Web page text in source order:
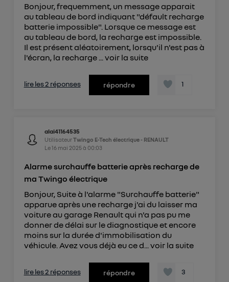
Bonjour, frequemment, un message apparait
au tableau de bord indiquant "défault recharge
batterie impossible". Lorsque ce message est
au tableau de bord, la recharge est impossible.
Il est présent aléatoirement, lorsqu'il n'est pas à
l'écran, la recharge ... voir la suite
lire les 2 réponses répondre 1
alai41164535
UtilisateurTwingo E-Tech électrique - RENAULT
Le16 mai 2025à 00:03
Alarme surchauffe batterie après recharge de
ma Twingo électrique
Bonjour, Suite à l'alarme "Surchauffe batterie"
apparue après une recharge j'ai du laisser ma
voiture au garage Renault qui n'a pas pu me
donner de délai sur le diagnostique et encore
moins sur la durée d'immobilisation du
véhicule. Avez vous déjà eu ce d... voir la suite
lire les 2 réponses répondre 3